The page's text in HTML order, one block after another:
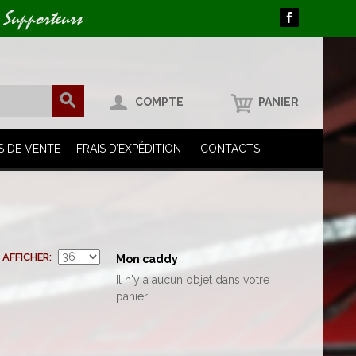
COMPTE PANIER
DE VENTE FRAIS D’EXPÉDITION CONTACTS
AFFICHER
Mon caddy
Il n'y a aucun objet dans votre
panier.